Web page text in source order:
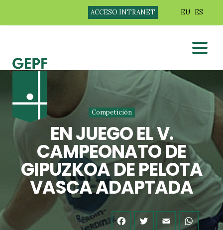
ACCESO INTRANET EU ES
Competición
EN JUEGO EL V.
CAMPEONATO DE
GIPUZKOA DE PELOTA
VASCA ADAPTADA